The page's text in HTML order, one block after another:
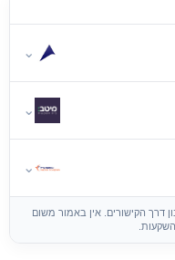
⌄
⌄
⌄
דרך הקישורים. אין באמור משום
השקעות.